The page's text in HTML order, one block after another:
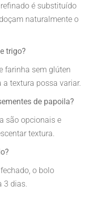
é substituído
naturalmente o
trigo?
farinha sem glúten
textura possa variar.
de papoila?
são opcionais e
textura.
o bolo
3 dias.